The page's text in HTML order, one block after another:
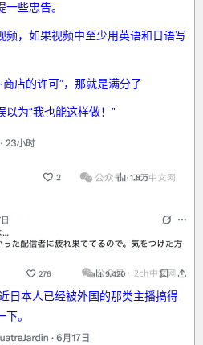
些忠告。
频，如果视频中至少用英语和日语写
店的许可”，那就是满分了
为“我也能这样做！”
日本人已经被外国的那类主播搞得
。